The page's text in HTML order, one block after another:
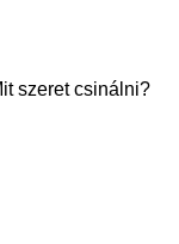
szeret csinálni?